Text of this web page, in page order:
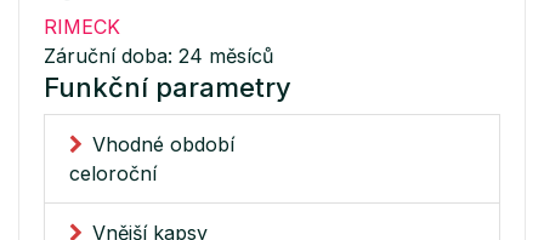
RIMECK
Záruční doba: 24 měsíců
Funkční parametry
Vhodné období
celoroční
Vnější kapsy